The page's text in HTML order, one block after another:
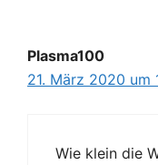
Plasma100
21. März 2020 um
Wie klein die